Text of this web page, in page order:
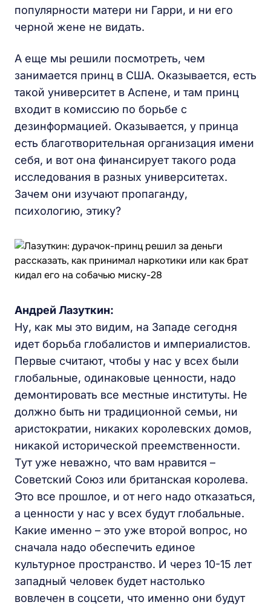
популярности матери ни Гарри, и ни его
черной жене не видать.
А еще мы решили посмотреть, чем
занимается принц в США. Оказывается, есть
такой университет в Аспене, и там принц
входит в комиссию по борьбе с
дезинформацией. Оказывается, у принца
есть благотворительная организация имени
себя, и вот она финансирует такого рода
исследования в разных университетах.
Зачем они изучают пропаганду,
психологию, этику?
Андрей Лазуткин:
Ну, как мы это видим, на Западе сегодня
идет борьба глобалистов и империалистов.
Первые считают, чтобы у нас у всех были
глобальные, одинаковые ценности, надо
демонтировать все местные институты. Не
должно быть ни традиционной семьи, ни
аристократии, никаких королевских домов,
никакой исторической преемственности.
Тут уже неважно, что вам нравится –
Советский Союз или британская королева.
Это все прошлое, и от него надо отказаться,
а ценности у нас у всех будут глобальные.
Какие именно – это уже второй вопрос, но
сначала надо обеспечить единое
культурное пространство. И через 10-15 лет
западный человек будет настолько
вовлечен в соцсети, что именно они будут